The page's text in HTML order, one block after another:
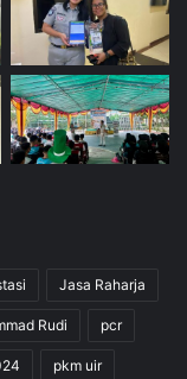
Jasa Raharja
Rudi pcr
pkm uir